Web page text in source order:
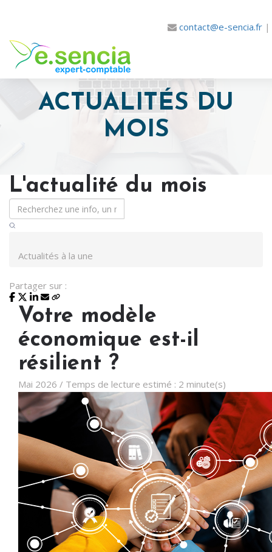
contact@e-sencia.fr |
ACTUALITÉS DU
MOIS
L'actualité du mois
Actualités à la une
Partager sur :
Votre modèle
économique est-il
résilient ?
Mai 2026 / Temps de lecture estimé : 2 minute(s)